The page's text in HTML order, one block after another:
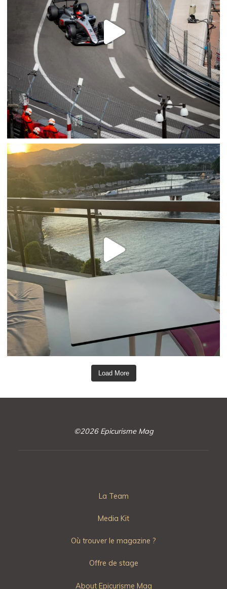
Load More
©2026 Epicurisme Mag
La Team
Media Kit
Où trouver le magazine ?
Offre de stage
About Epicurisme Mag